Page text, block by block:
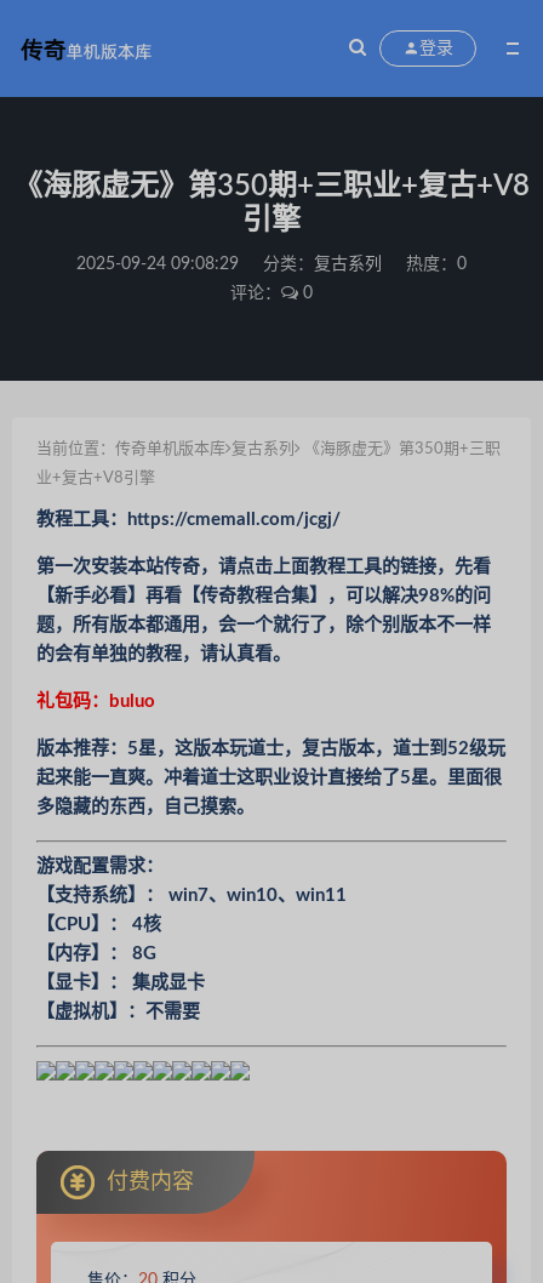
登录
《海豚虚无》第350期+三职业+复古+V8
引擎
2025-09-24 09:08:29 分类： 复古系列
热度：0
评论：
0
当前位置： 传奇单机版本库 复古系列
《海豚虚无》第350期+三职
业+复古+V8引擎
教程工具：https://cmemall.com/jcgj/
第一次安装本站传奇，请点击上面教程工具的链接，先看
【新手必看】再看【传奇教程合集】，可以解决98%的问
题，所有版本都通用，会一个就行了，除个别版本不一样
的会有单独的教程，请认真看。
礼包码：buluo
版本推荐：5星，这版本玩道士，复古版本，道士到52级玩
起来能一直爽。冲着道士这职业设计直接给了5星。里面很
多隐藏的东西，自己摸索。
游戏配置需求：
【支持系统】： win7、win10、win11
【CPU】： 4核
【内存】： 8G
【显卡】： 集成显卡
【虚拟机】：不需要
付费内容